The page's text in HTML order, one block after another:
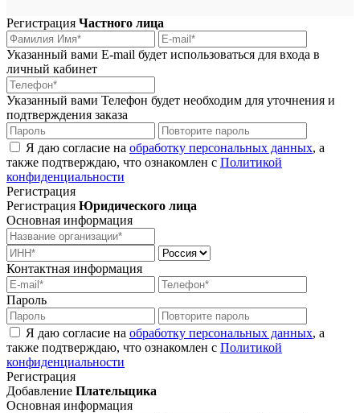
Регистрация Частного лица
Указанный вами E-mail будет использоваться для входа в
личный кабинет
Указанный вами Телефон будет необходим для уточнения и
подтверждения заказа
Я даю согласие на обработку персональных данных, а
также подтверждаю, что ознакомлен с Политикой
конфиденциальности
Регистрация
Регистрация Юридического лица
Основная информация
Контактная информация
Пароль
Я даю согласие на обработку персональных данных, а
также подтверждаю, что ознакомлен с Политикой
конфиденциальности
Регистрация
Добавление Плательщика
Основная информация